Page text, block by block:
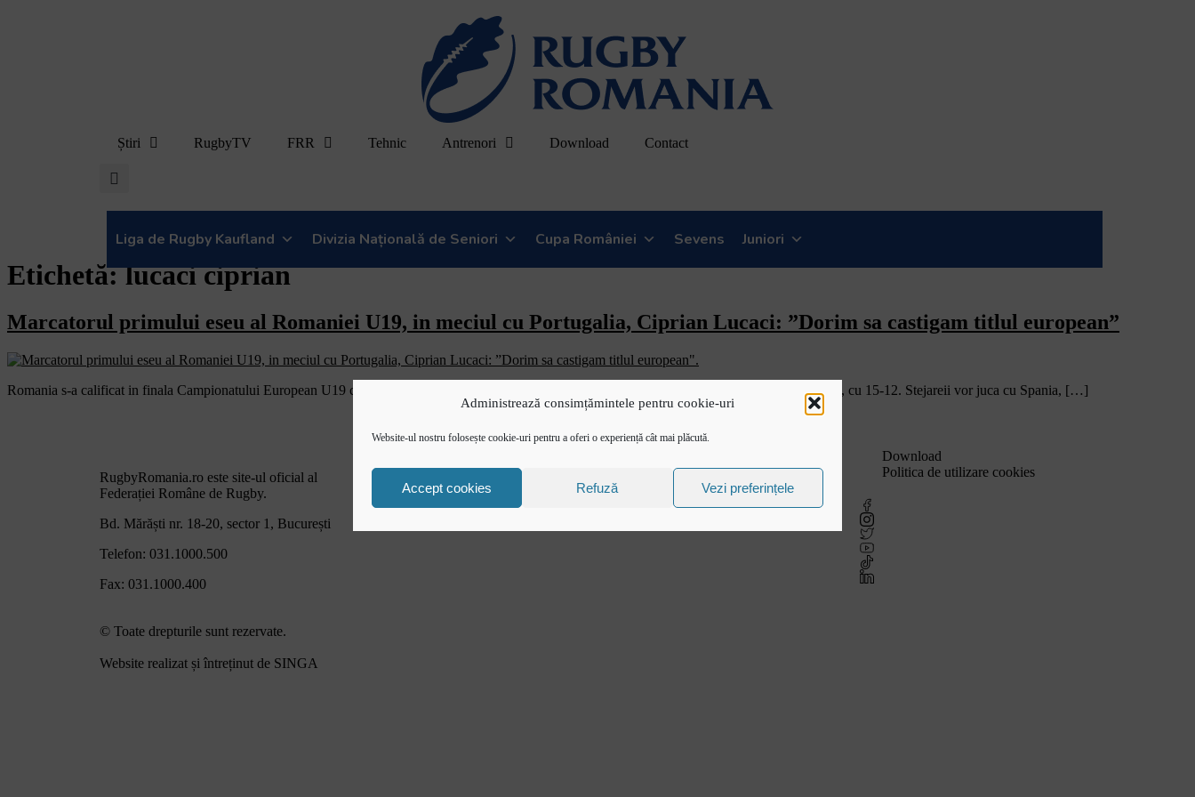
Administrează consimțămintele pentru cookie-uri
Website-ul nostru folosește cookie-uri pentru a oferi o experiență cât mai plăcută.
Accept cookies Refuză Vezi preferințele
Știri RugbyTV FRR Tehnic Antrenori Download Contact
Liga de Rugby Kaufland Divizia Națională de Seniori Cupa României Sevens Juniori
Etichetă:lucaci ciprian
Marcatorul primului eseu al Romaniei U19, in meciul cu Portugalia, Ciprian Lucaci: ”Dorim sa castigam titlul european”
Romania s-a calificat in finala Campionatului European U19 care se disputa la Lisabona, dupa ce in penultimul act al competitiei a intrecut Portugalia, cu 15-12. Stejareii vor juca cu Spania, […]
RugbyRomania.ro este site-ul oficial al
Federației Române de Rugby.
Bd. Mărăști nr. 18-20, sector 1, București
Telefon: 031.1000.500
Fax: 031.1000.400
© Toate drepturile sunt rezervate.
Website realizat și întreținut de SINGA
Transmisii live și reluări
Contactează-ne
Cluburi afiliate la FRR
Stadionul național de rugby
Conducere, comisii și departamente
Download
Politica de utilizare cookies